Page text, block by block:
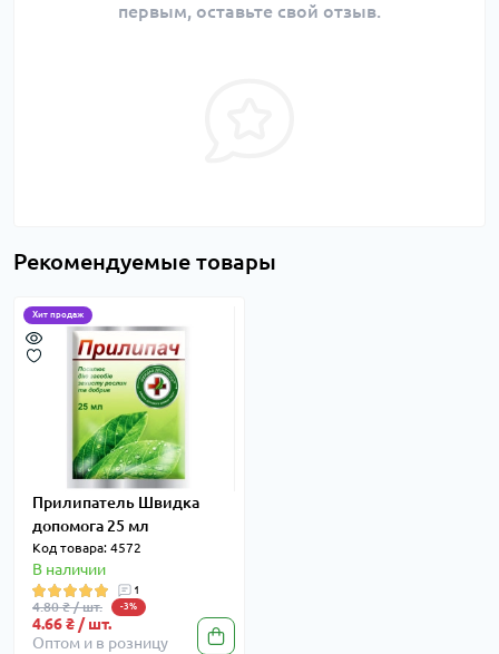
первым, оставьте свой отзыв.
Рекомендуемые товары
Хит продаж
Прилипатель Швидка
допомога 25 мл
Код товара: 4572
В наличии
1
4.80 ₴ / шт. -3%
4.66 ₴ / шт.
Оптом и в розницу